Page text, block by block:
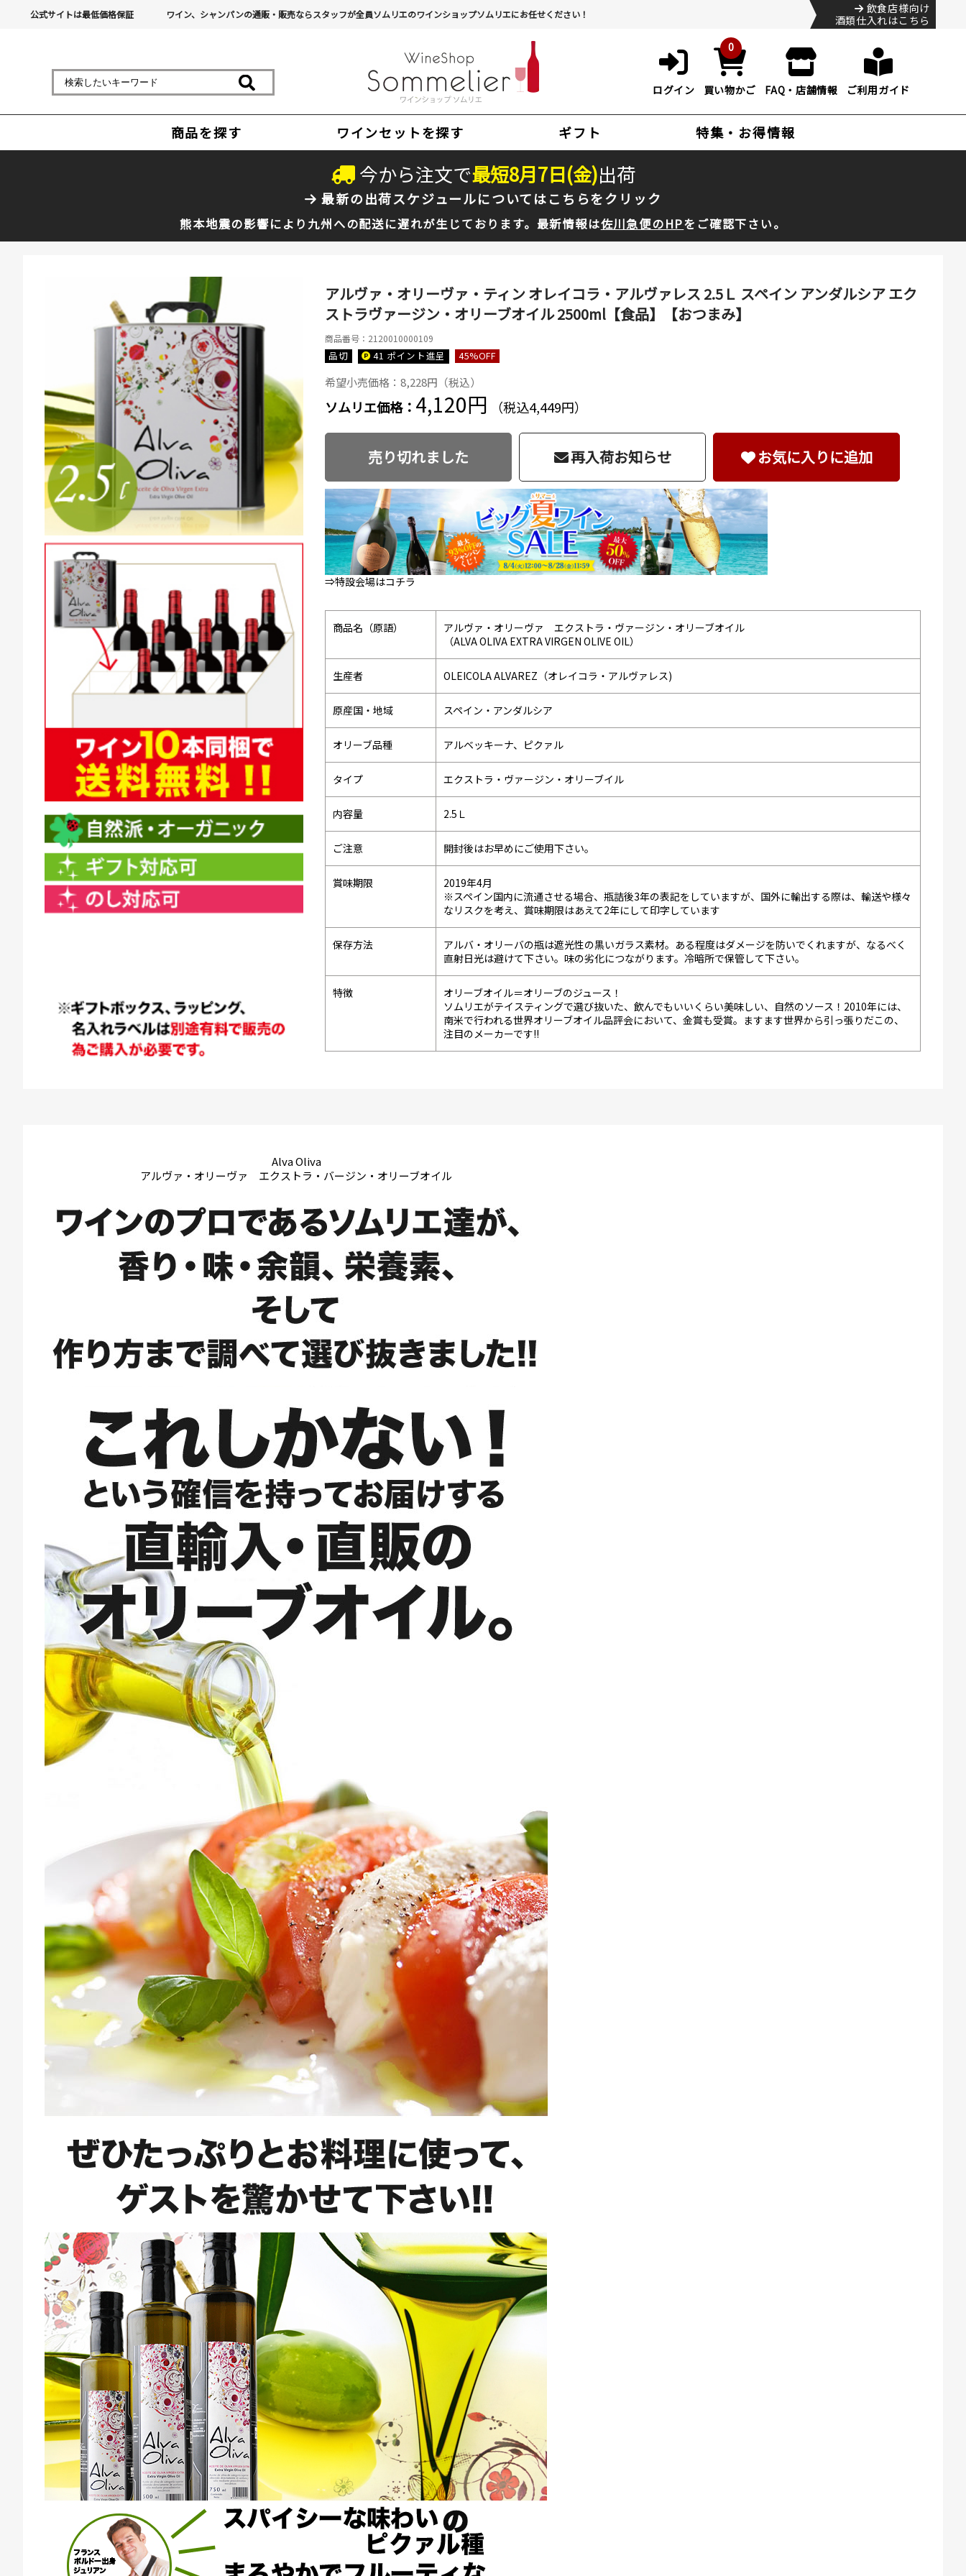
公式サイトは最低価格保証 ワイン、シャンパンの通販・販売ならスタッフが全員ソムリエのワインショップソムリエにお任せください！
飲食店様向け
酒類仕入れはこちら
ログイン
0
買い物かご FAQ・店舗情報 ご利用ガイド
商品を探す ワインセットを探す ギフト 特集・お得情報
今から注文で最短8月7日(金)出荷
最新の出荷スケジュールについてはこちらをクリック
熊本地震の影響により九州への配送に遅れが生じております。最新情報は佐川急便のHPをご確認下さい。
アルヴァ・オリーヴァ・ティン オレイコラ・アルヴァレス 2.5Ｌ スペイン アンダルシア エク
ストラヴァージン・オリーブオイル 2500ml【食品】【おつまみ】
商品番号：2120010000109
品切 41 ポイント進呈 45%OFF
希望小売価格：8,228円（税込）
ソムリエ価格： 4,120円 （税込4,449円）
売り切れました 再入荷お知らせ お気に入りに追加
⇒特設会場はコチラ
商品名（原語）
アルヴァ・オリーヴァ エクストラ・ヴァージン・オリーブオイル
（ALVA OLIVA EXTRA VIRGEN OLIVE OIL）
生産者 OLEICOLA ALVAREZ（オレイコラ・アルヴァレス)
原産国・地域 スペイン・アンダルシア
オリーブ品種 アルベッキーナ、ピクァル
タイプ エクストラ・ヴァージン・オリーブイル
内容量 2.5Ｌ
ご注意 開封後はお早めにご使用下さい。
賞味期限
2019年4月
※スペイン国内に流通させる場合、瓶詰後3年の表記をしていますが、国外に輸出する際は、輸送や様々
なリスクを考え、賞味期限はあえて2年にして印字しています
保存方法
アルバ・オリーバの瓶は遮光性の黒いガラス素材。ある程度はダメージを防いでくれますが、なるべく
直射日光は避けて下さい。味の劣化につながります。冷暗所で保管して下さい。
特徴
オリーブオイル＝オリーブのジュース！
ソムリエがテイスティングで選び抜いた、飲んでもいいくらい美味しい、自然のソース！2010年には、
南米で行われる世界オリーブオイル品評会において、金賞も受賞。ますます世界から引っ張りだこの、
注目のメーカーです!!
Alva Oliva
アルヴァ・オリーヴァ エクストラ・バージン・オリーブオイル